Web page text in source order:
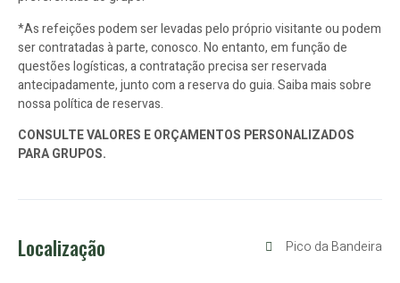
*As refeições podem ser levadas pelo próprio visitante ou podem
ser contratadas à parte, conosco. No entanto, em função de
questões logísticas, a contratação precisa ser reservada
antecipadamente, junto com a reserva do guia. Saiba mais sobre
nossa política de reservas.
CONSULTE VALORES E ORÇAMENTOS PERSONALIZADOS
PARA GRUPOS.
Localização Pico da Bandeira